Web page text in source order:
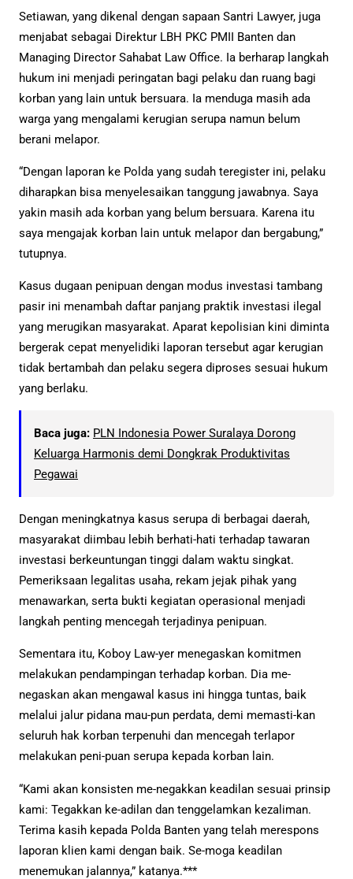
Setiawan, yang dikenal dengan sapaan Santri Lawyer, juga
menjabat sebagai Direktur LBH PKC PMII Banten dan
Managing Director Sahabat Law Office. Ia berharap langkah
hukum ini menjadi peringatan bagi pelaku dan ruang bagi
korban yang lain untuk bersuara. Ia menduga masih ada
warga yang mengalami kerugian serupa namun belum
berani melapor.
“Dengan laporan ke Polda yang sudah teregister ini, pelaku
diharapkan bisa menyelesaikan tanggung jawabnya. Saya
yakin masih ada korban yang belum bersuara. Karena itu
saya mengajak korban lain untuk melapor dan bergabung,”
tutupnya.
Kasus dugaan penipuan dengan modus investasi tambang
pasir ini menambah daftar panjang praktik investasi ilegal
yang merugikan masyarakat. Aparat kepolisian kini diminta
bergerak cepat menyelidiki laporan tersebut agar kerugian
tidak bertambah dan pelaku segera diproses sesuai hukum
yang berlaku.
Baca juga: PLN Indonesia Power Suralaya Dorong
Keluarga Harmonis demi Dongkrak Produktivitas
Pegawai
Dengan meningkatnya kasus serupa di berbagai daerah,
masyarakat diimbau lebih berhati-hati terhadap tawaran
investasi berkeuntungan tinggi dalam waktu singkat.
Pemeriksaan legalitas usaha, rekam jejak pihak yang
menawarkan, serta bukti kegiatan operasional menjadi
langkah penting mencegah terjadinya penipuan.
Sementara itu, Koboy Law-yer menegaskan komitmen
melakukan pendampingan terhadap korban. Dia me-
negaskan akan mengawal kasus ini hingga tuntas, baik
melalui jalur pidana mau-pun perdata, demi memasti-kan
seluruh hak korban terpenuhi dan mencegah terlapor
melakukan peni-puan serupa kepada korban lain.
“Kami akan konsisten me-negakkan keadilan sesuai prinsip
kami: Tegakkan ke-adilan dan tenggelamkan kezaliman.
Terima kasih kepada Polda Banten yang telah merespons
laporan klien kami dengan baik. Se-moga keadilan
menemukan jalannya,” katanya.***